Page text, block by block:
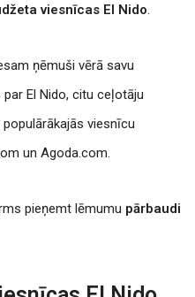
viesnīcas El Nido.
ņēmuši vērā savu
El Nido, citu ceļotāju
viesnīcu
un Agoda.com.
pieņemt lēmumu pārbaudi